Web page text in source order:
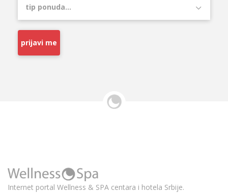
prijavi me
Internet portal Wellness & SPA centara i hotela Srbije.